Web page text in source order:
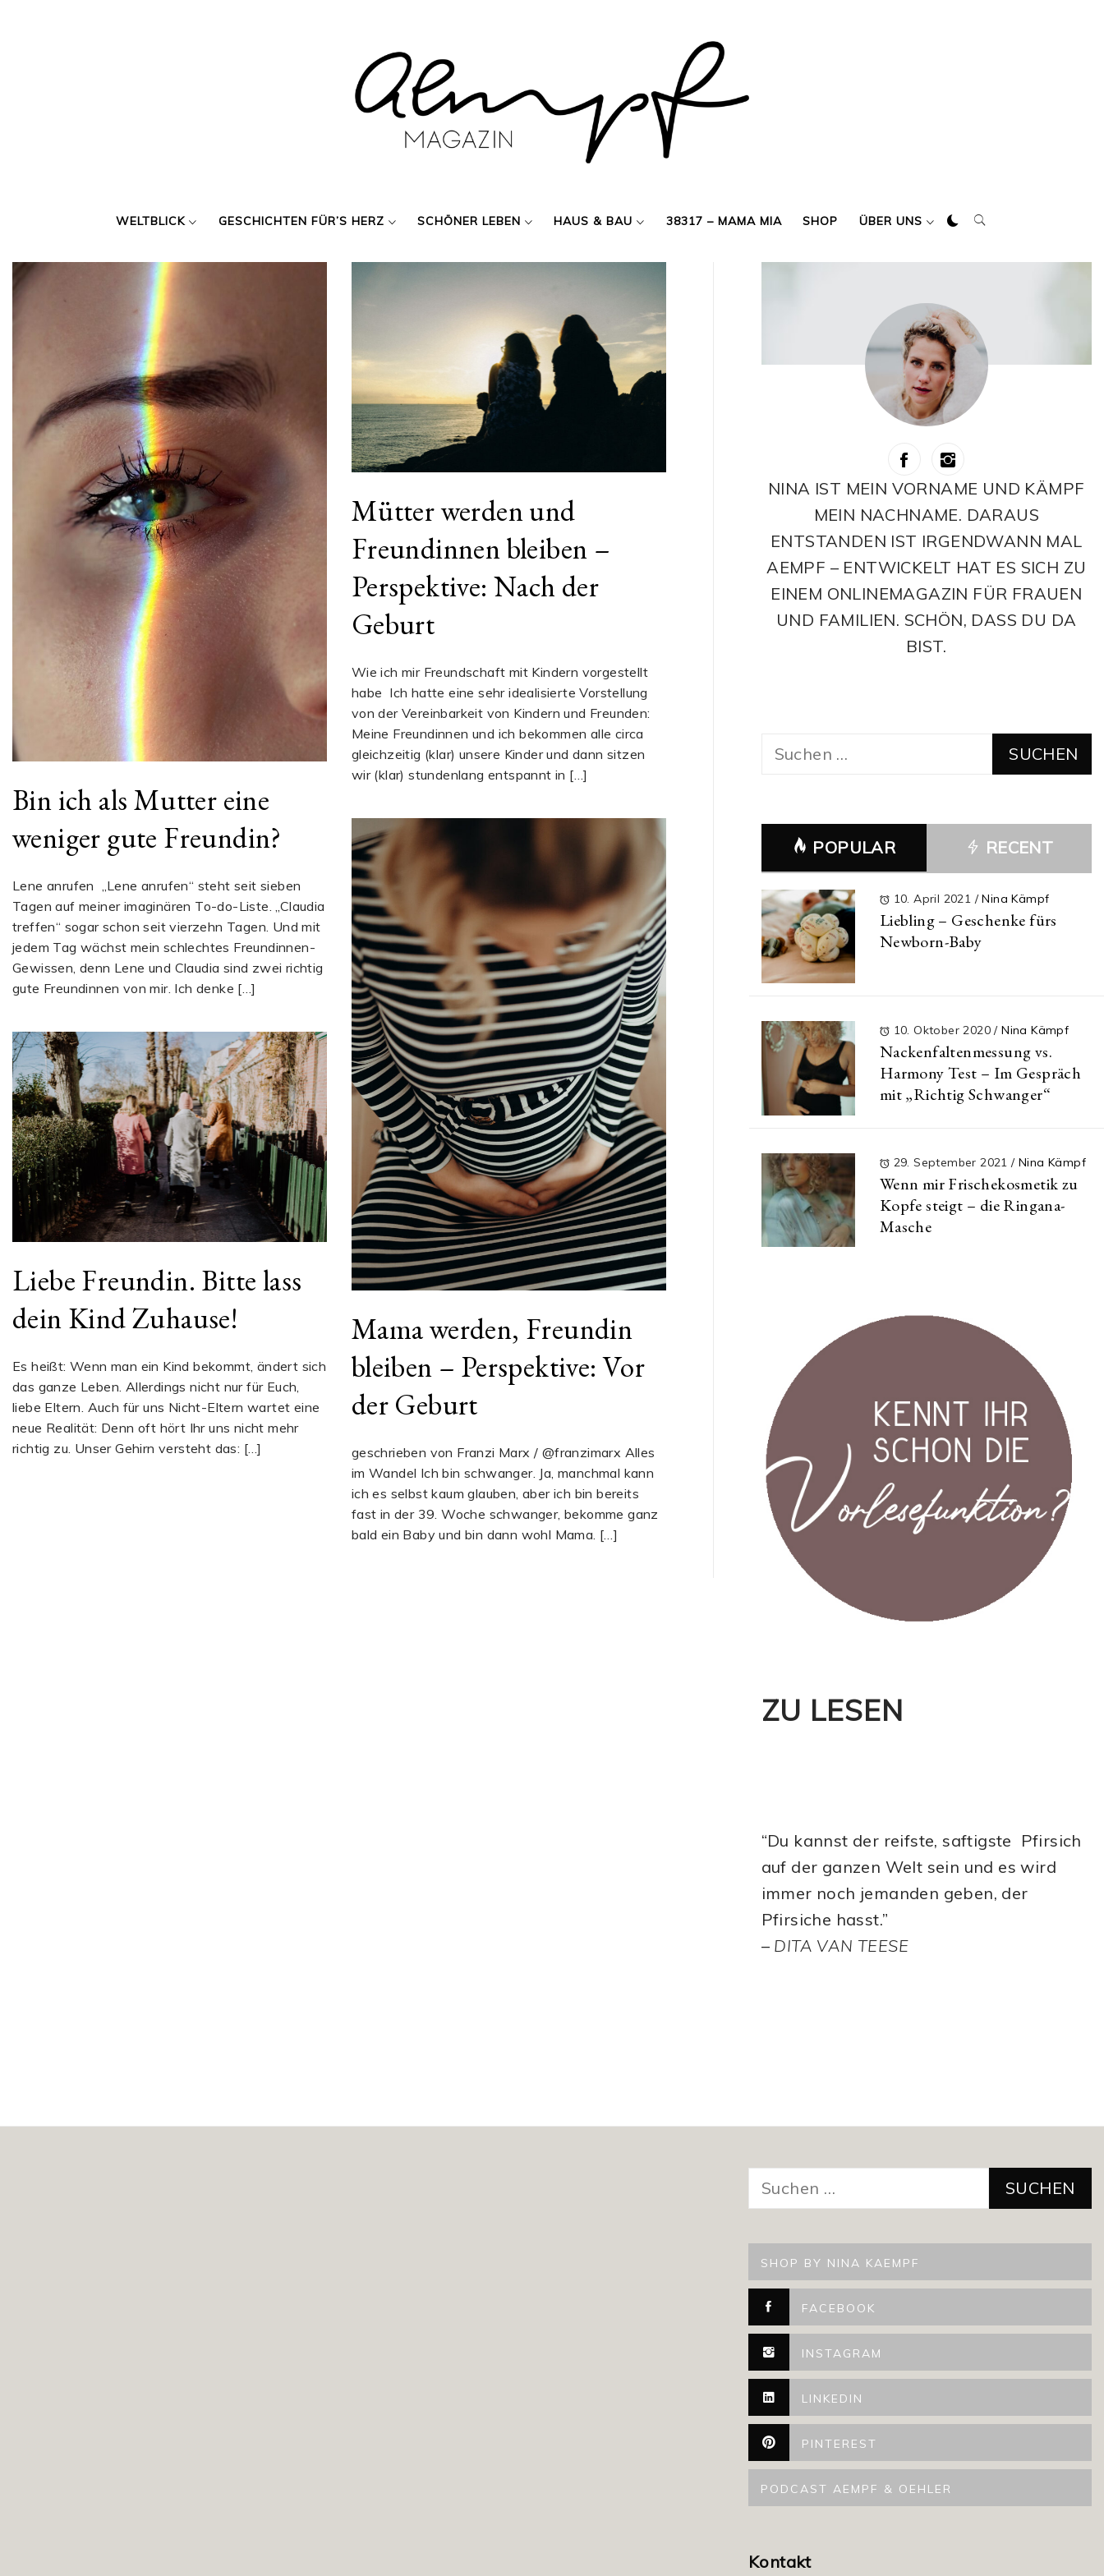
WELTBLICK GESCHICHTEN FÜR’S HERZ SCHÖNER LEBEN HAUS & BAU 38317 – MAMA MIA SHOP ÜBER UNS
Bin ich als Mutter eine
weniger gute Freundin?
Lene anrufen „Lene anrufen“ steht seit sieben
Tagen auf meiner imaginären To-do-Liste. „Claudia
treffen“ sogar schon seit vierzehn Tagen. Und mit
jedem Tag wächst mein schlechtes Freundinnen-
Gewissen, denn Lene und Claudia sind zwei richtig
gute Freundinnen von mir. Ich denke […]
Mütter werden und
Freundinnen bleiben –
Perspektive: Nach der
Geburt
Wie ich mir Freundschaft mit Kindern vorgestellt
habe Ich hatte eine sehr idealisierte Vorstellung
von der Vereinbarkeit von Kindern und Freunden:
Meine Freundinnen und ich bekommen alle circa
gleichzeitig (klar) unsere Kinder und dann sitzen
wir (klar) stundenlang entspannt in […]
Mama werden, Freundin
bleiben – Perspektive: Vor
der Geburt
geschrieben von Franzi Marx / @franzimarx Alles
im Wandel Ich bin schwanger. Ja, manchmal kann
ich es selbst kaum glauben, aber ich bin bereits
fast in der 39. Woche schwanger, bekomme ganz
bald ein Baby und bin dann wohl Mama. […]
Liebe Freundin. Bitte lass
dein Kind Zuhause!
Es heißt: Wenn man ein Kind bekommt, ändert sich
das ganze Leben. Allerdings nicht nur für Euch,
liebe Eltern. Auch für uns Nicht-Eltern wartet eine
neue Realität: Denn oft hört Ihr uns nicht mehr
richtig zu. Unser Gehirn versteht das: […]
NINA IST MEIN VORNAME UND KÄMPF
MEIN NACHNAME. DARAUS
ENTSTANDEN IST IRGENDWANN MAL
AEMPF – ENTWICKELT HAT ES SICH ZU
EINEM ONLINEMAGAZIN FÜR FRAUEN
UND FAMILIEN. SCHÖN, DASS DU DA
BIST.
Suchen
POPULAR RECENT
10. April 2021 / Nina Kämpf
Liebling – Geschenke fürs
Newborn-Baby
10. Oktober 2020/ Nina Kämpf
Nackenfaltenmessung vs.
Harmony Test – Im Gespräch
mit „Richtig Schwanger“
29. September 2021/ Nina Kämpf
Wenn mir Frischekosmetik zu
Kopfe steigt – die Ringana-
Masche
ZU LESEN
“Du kannst der reifste, saftigste Pfirsich
auf der ganzen Welt sein und es wird
immer noch jemanden geben, der
Pfirsiche hasst.”
– DITA VAN TEESE
nach:
SHOP BY NINA KAEMPF
FACEBOOK
INSTAGRAM
LINKEDIN
PINTEREST
PODCAST AEMPF & OEHLER
Kontakt